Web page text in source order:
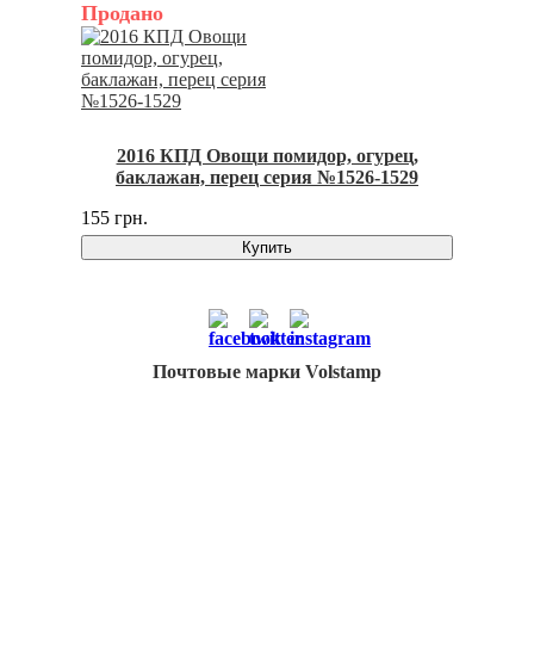
Продано
2016 КПД Овощи помидор, огурец,
баклажан, перец серия №1526-1529
155 грн.
Купить
Почтовые марки Volstamp